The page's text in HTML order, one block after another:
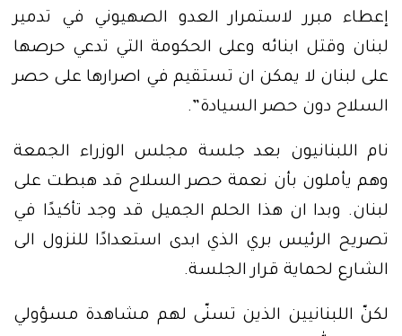
إعطاء مبرر لاستمرار العدو الصهيوني في تدمير
لبنان وقتل ابنائه وعلى الحكومة التي تدعي حرصها
على لبنان لا يمكن ان تستقيم في اصرارها على حصر
السلاح دون حصر السيادة”.
نام اللبنانيون بعد جلسة مجلس الوزراء الجمعة
وهم يأملون بأن نعمة حصر السلاح قد هبطت على
لبنان. وبدا ان هذا الحلم الجميل قد وجد تأكيدًا في
تصريح الرئيس بري الذي ابدى استعدادًا للنزول الى
الشارع لحماية قرار الجلسة.
لكنّ اللبنانيين الذين تسنّى لهم مشاهدة مسؤولي